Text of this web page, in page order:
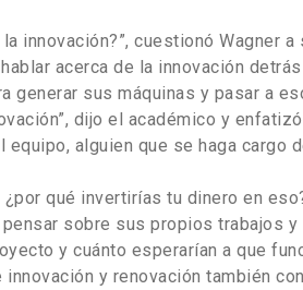
innovación?”, cuestionó Wagner
acerca de la innovación
generar sus máquinas y pasar a
dijo el académico y
equipo, alguien que se haga cargo
¿por qué invertirías tu dinero en
sobre sus propios trabajos
y cuánto esperarían a que
innovación y renovación también